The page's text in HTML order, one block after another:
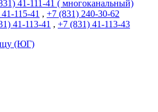
41-111-41 ( многоканальный)
115-41 , +7 (831) 240-30-62
41-113-41 , +7 (831) 41-113-43
(ЮГ)